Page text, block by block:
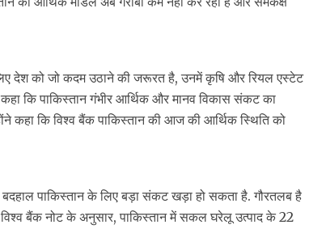
देश को जो कदम उठाने की जरूरत है, उनमें कृषि और रियल एस्टेट
कि पाकिस्तान गंभीर आर्थिक और मानव विकास संकट का
कहा कि विश्व बैंक पाकिस्तान की आज की आर्थिक स्थिति को
पाकिस्तान के लिए बड़ा संकट खड़ा हो सकता है. गौरतलब है
विश्व बैंक नोट के अनुसार, पाकिस्तान में सकल घरेलू उत्पाद के 22